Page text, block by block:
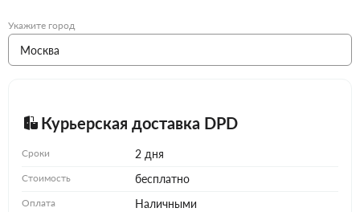
Укажите город
Курьерская доставка DPD
Сроки 2 дня
Стоимость бесплатно
Оплата
Наличными